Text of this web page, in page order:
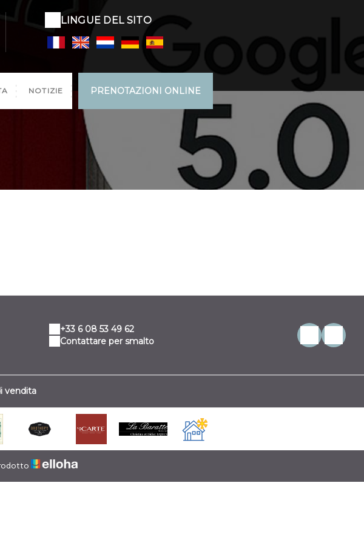
LINGUE DEL SITO
NOTIZIE PRENOTAZIONI ONLINE
+33 6 08 53 49 62
Contattare per smalto
vendita